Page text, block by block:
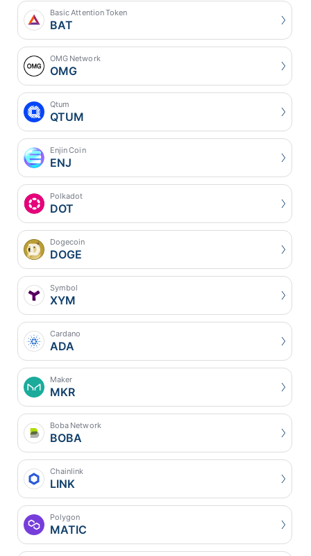
Basic Attention Token
BAT
OMG Network
OMG
Qtum
QTUM
Enjin Coin
ENJ
Polkadot
DOT
Dogecoin
DOGE
Symbol
XYM
Cardano
ADA
Maker
MKR
Boba Network
BOBA
Chainlink
LINK
Polygon
MATIC